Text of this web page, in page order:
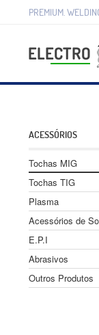
PREMIUM.
ACESSÓRIOS
Tochas MIG
Tochas TIG
Plasma
Acessórios de
E.P.I
Abrasivos
Outros Produtos